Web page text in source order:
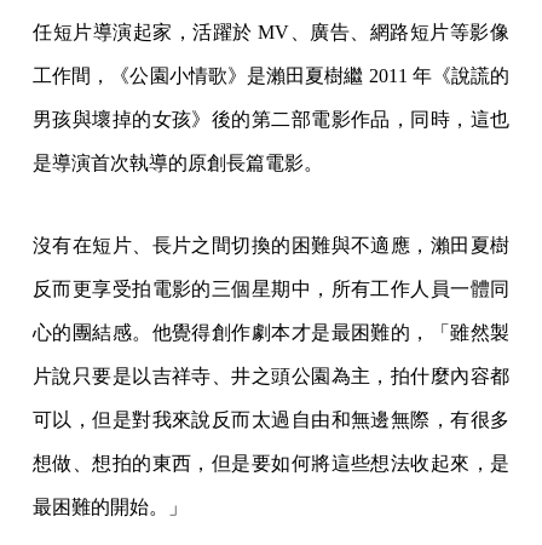
任短片導演起家，活躍於 MV、廣告、網路短片等影像
工作間，《公園小情歌》是瀨田夏樹繼 2011 年《說謊的
男孩與壞掉的女孩》後的第二部電影作品，同時，這也
是導演首次執導的原創長篇電影。
沒有在短片、長片之間切換的困難與不適應，瀨田夏樹
反而更享受拍電影的三個星期中，所有工作人員一體同
心的團結感。他覺得創作劇本才是最困難的，「雖然製
片說只要是以吉祥寺、井之頭公園為主，拍什麼內容都
可以，但是對我來說反而太過自由和無邊無際，有很多
想做、想拍的東西，但是要如何將這些想法收起來，是
最困難的開始。」